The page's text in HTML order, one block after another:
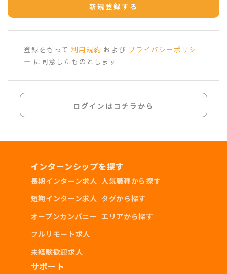
新規登録する
登録をもって 利用規約 および プライバシーポリシ
ー に同意したものとします
ログインはコチラから
インターンシップを探す
長期インターン求人
短期インターン求人
オープンカンパニー
フルリモート求人
未経験歓迎求人
人気職種から探す
タグから探す
エリアから探す
サポート